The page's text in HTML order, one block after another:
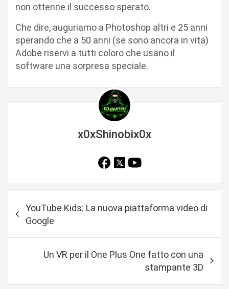
non ottenne il successo sperato.
Che dire, auguriamo a Photoshop altri e 25 anni
sperando che a 50 anni (se sono ancora in vita)
Adobe riservi a tutti coloro che usano il
software una sorpresa speciale.
x0xShinobix0x
a
YouTube Kids: La nuova piattaforma video di
Google
Un VR per il One Plus One fatto con una
stampante 3D